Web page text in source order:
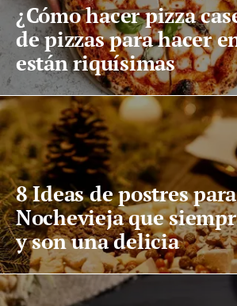
¿Cómo hacer pizza
de pizzas para hacer
están riquísimas
8 Ideas de postres para
Nochevieja que
y son una delicia